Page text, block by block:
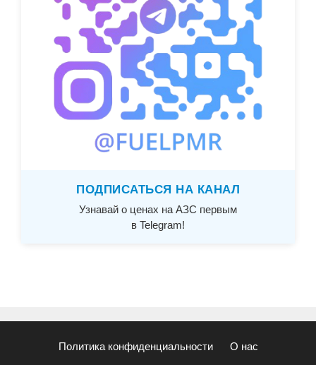
ПОДПИСАТЬСЯ НА КАНАЛ
Узнавай о ценах на АЗС первым
в Telegram!
Политика конфиденциальности О нас